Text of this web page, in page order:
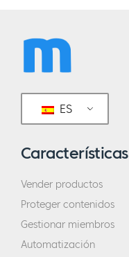
ES
Características
Vender productos
Proteger contenidos
Gestionar miembros
Automatización